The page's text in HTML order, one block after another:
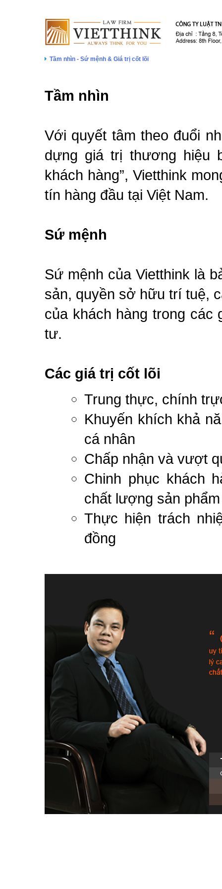
Tầm nhìn - Sứ mệnh & Giá trị cốt lõi
Tầm nhìn
Với quyết tâm theo đuổi
dựng giá trị thương hiệu
khách hàng”, Vietthink
tín hàng đầu tại Việt Nam.
Sứ mệnh
Sứ mệnh của Vietthink là
sản, quyền sở hữu trí tuệ,
của khách hàng trong các
tư.
Các giá trị cốt lõi
Trung thực, chính
Khuyến khích khả
cá nhân
Chấp nhận và vượt
Chinh phục khách
chất lượng sản phẩm
Thực hiện trách
đồng